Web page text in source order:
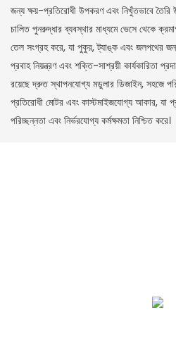
জন্য ক্ষয়-প্রতিরোধী উপকরণ এবং নিখুঁতভাবে তৈরি
চালিত পুনরুদ্ধার ব্যবস্থার মাধ্যমে ভেসে থেকে
তেল সংগ্রহ করে, যা পুকুর, ট্যাঙ্ক এবং জলপথের
প্রবাহ নিয়ন্ত্রণ এবং শক্তি-সাশ্রয়ী কার্যকারিতা
রয়েছে দ্রুত স্থাপনযোগ্য মডুলার ডিজাইন, সহজে
প্রতিরোধী মোটর এবং কাস্টমাইজযোগ্য আকার, যা
পরিচ্ছন্নতা এবং নির্ভরযোগ্য কর্মক্ষমতা নিশ্চিত করে।